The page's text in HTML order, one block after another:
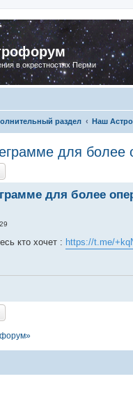
в окрестностях Перми
раздел Наш
для более
для более
кто хочет : https://t.me/